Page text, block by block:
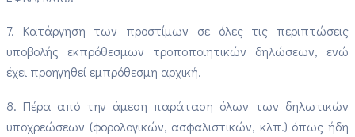
7. Κατάργηση των προστίμων σε όλες τις περιπτώσεις
υποβολής εκπρόθεσμων τροποποιητικών δηλώσεων, ενώ
έχει προηγηθεί εμπρόθεσμη αρχική.
8. Πέρα από την άμεση παράταση όλων των δηλωτικών
υποχρεώσεων (φορολογικών, ασφαλιστικών, κλπ.) όπως ήδη